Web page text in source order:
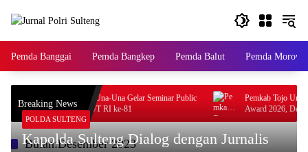
Pemda Banggai Pemda Bangkep Pemda Balut Pemda
Breaking News
DWP Kemenag Tojo Una-Una Gelar Seminar Public
Speaking Sambut HUT RI ke-81
Pemkab Tojo Una-Una
Award 2026, Desa
Bulan:Desember 2023
POLDA SULTENG
Kapolda Sulteng Dialog dengan Jurnalis